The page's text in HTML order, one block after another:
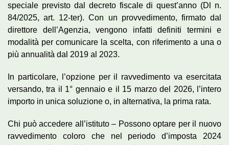
speciale previsto dal decreto fiscale di quest’anno (Dl n.
84/2025, art. 12-ter). Con un provvedimento, firmato dal
direttore dell’Agenzia, vengono infatti definiti termini e
modalità per comunicare la scelta, con riferimento a una o
più annualità dal 2019 al 2023.
In particolare, l’opzione per il ravvedimento va esercitata
versando, tra il 1° gennaio e il 15 marzo del 2026, l’intero
importo in unica soluzione o, in alternativa, la prima rata.
Chi può accedere all’istituto – Possono optare per il nuovo
ravvedimento coloro che nel periodo d’imposta 2024